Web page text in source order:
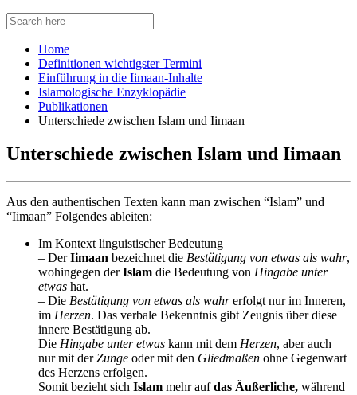
Search
for:
Home
Definitionen wichtigster Termini
Einführung in die Iimaan-Inhalte
Islamologische Enzyklopädie
Publikationen
Unterschiede zwischen Islam und Iimaan
Unterschiede zwischen Islam und Iimaan
Aus den authentischen Texten kann man zwischen “Islam” und
“Iimaan” Folgendes ableiten:
Im Kontext linguistischer Bedeutung
– DerIimaan bezeichnet die Bestätigung von etwas als wahr,
wohingegen derIslam die Bedeutung von Hingabe unter
etwas hat.
– Die Bestätigung von etwas als wahrerfolgt nur im Inneren,
im Herzen. Das verbale Bekenntnis gibt Zeugnis über diese
innere Bestätigung ab.
Die Hingabe unter etwas kann mit dem Herzen, aber auch
nur mit derZunge oder mit den Gliedmaßen ohne Gegenwart
des Herzens erfolgen.
Somit bezieht sich Islam mehr aufdas Äußerliche, während